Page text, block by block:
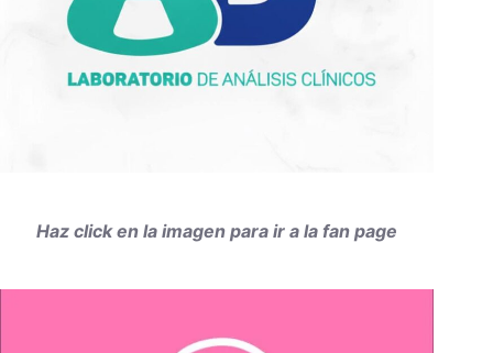
Haz click en la imagen para ir a la fan page